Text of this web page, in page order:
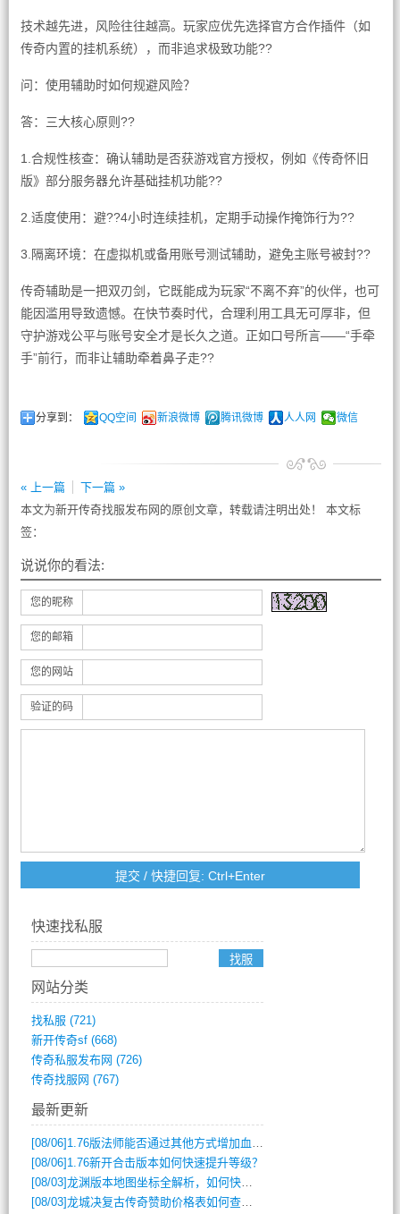
技术越先进，风险往往越高。玩家应优先选择官方合作插件（如
传奇内置的挂机系统），而非追求极致功能??
问：使用辅助时如何规避风险？
答：三大核心原则??
1.合规性核查：确认辅助是否获游戏官方授权，例如《传奇怀旧
版》部分服务器允许基础挂机功能??
2.适度使用：避??4小时连续挂机，定期手动操作掩饰行为??
3.隔离环境：在虚拟机或备用账号测试辅助，避免主账号被封??
传奇辅助是一把双刃剑，它既能成为玩家“不离不弃”的伙伴，也可
能因滥用导致遗憾。在快节奏时代，合理利用工具无可厚非，但
守护游戏公平与账号安全才是长久之道。正如口号所言——“手牵
手”前行，而非让辅助牵着鼻子走??
分享到： QQ空间 新浪微博 腾讯微博 人人网 微信
« 上一篇
下一篇 »
本文为新开传奇找服发布网的原创文章，转载请注明出处！ 本文标
签：
说说你的看法:
您的昵称
您的邮箱
您的网站
验证的码
快速找私服
网站分类
找私服 (721)
新开传奇sf(668)
传奇私服发布网 (726)
传奇找服网 (767)
最新更新
[08/06] 1.76版法师能否通过其他方式增加血量？
[08/06] 1.76新开合击版本如何快速提升等级？
[08/03]龙渊版本地图坐标全解析，如何快速定位BOSS位置？
[08/03]龙城决复古传奇赞助价格表如何查询？